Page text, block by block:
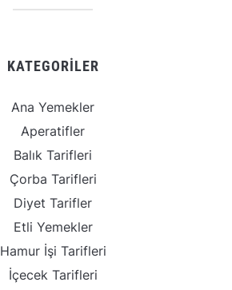
KATEGORILER
Ana Yemekler
Aperatifler
Balık Tarifleri
Çorba Tarifleri
Diyet Tarifler
Etli Yemekler
Hamur İşi Tarifleri
İçecek Tarifleri